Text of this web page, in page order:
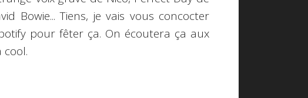
Bowie... Tiens, je vais vous concocter
pour fêter ça. On écoutera ça aux
cool.